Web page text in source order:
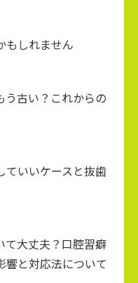
もしれません
う古い？これからの
ていいケースと抜歯
て大丈夫？口腔習癖
響と対応法について